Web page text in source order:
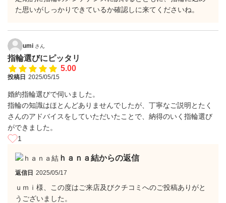
た思いがしっかりできているか確認しに来てくださいね。
umi さん
指輪選びにピッタリ
5.00
投稿日 2025/05/15
婚約指輪選びで伺いました。
指輪の知識はほとんどありませんでしたが、丁寧なご説明とたく
さんのアドバイスをしていただいたことで、納得のいく指輪選び
ができました。
1
ｈａｎａ結からの返信
返信日 2025/05/17
ｕｍｉ様、この度はご来店及びクチコミへのご投稿ありがと
うございました。